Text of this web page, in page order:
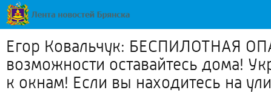
Егор Ковальчук: БЕСПИЛОТНАЯ
возможности оставайтесь дома!
к окнам! Если вы находитесь на